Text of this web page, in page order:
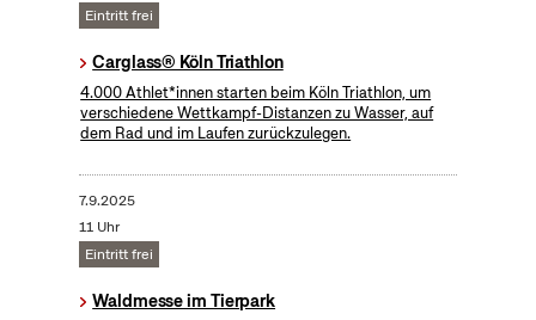
Eintritt frei
Carglass® Köln Triathlon
4.000 Athlet*innen starten beim Köln Triathlon, um
verschiedene Wettkampf-Distanzen zu Wasser, auf
dem Rad und im Laufen zurückzulegen.
7.9.2025
11 Uhr
Eintritt frei
Waldmesse im Tierpark